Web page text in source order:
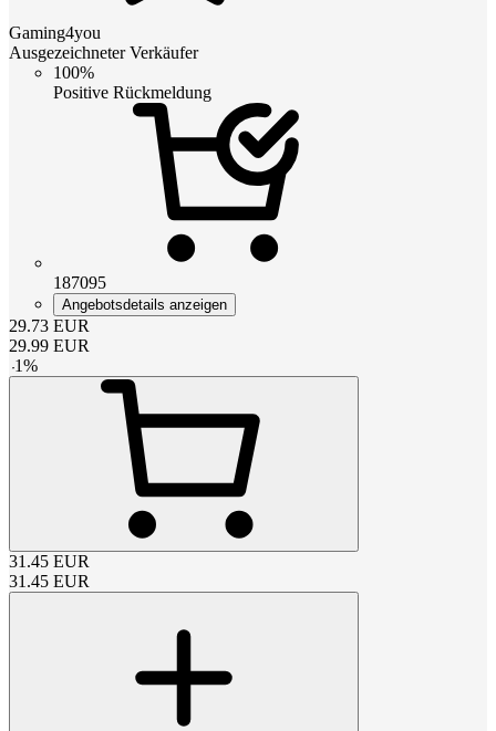
Gaming4you
Ausgezeichneter Verkäufer
100%
Positive Rückmeldung
187095
Angebotsdetails anzeigen
29.73 EUR
29.99 EUR
-1%
31.45 EUR
31.45 EUR